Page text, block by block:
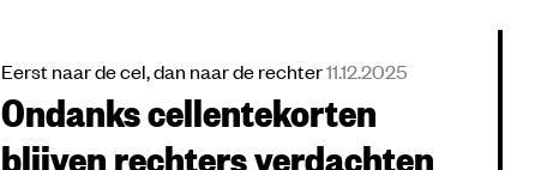
Eerst naar de cel, dan naar de rechter11.12.2025
Ondanks cellentekorten
blijven rechters verdachten